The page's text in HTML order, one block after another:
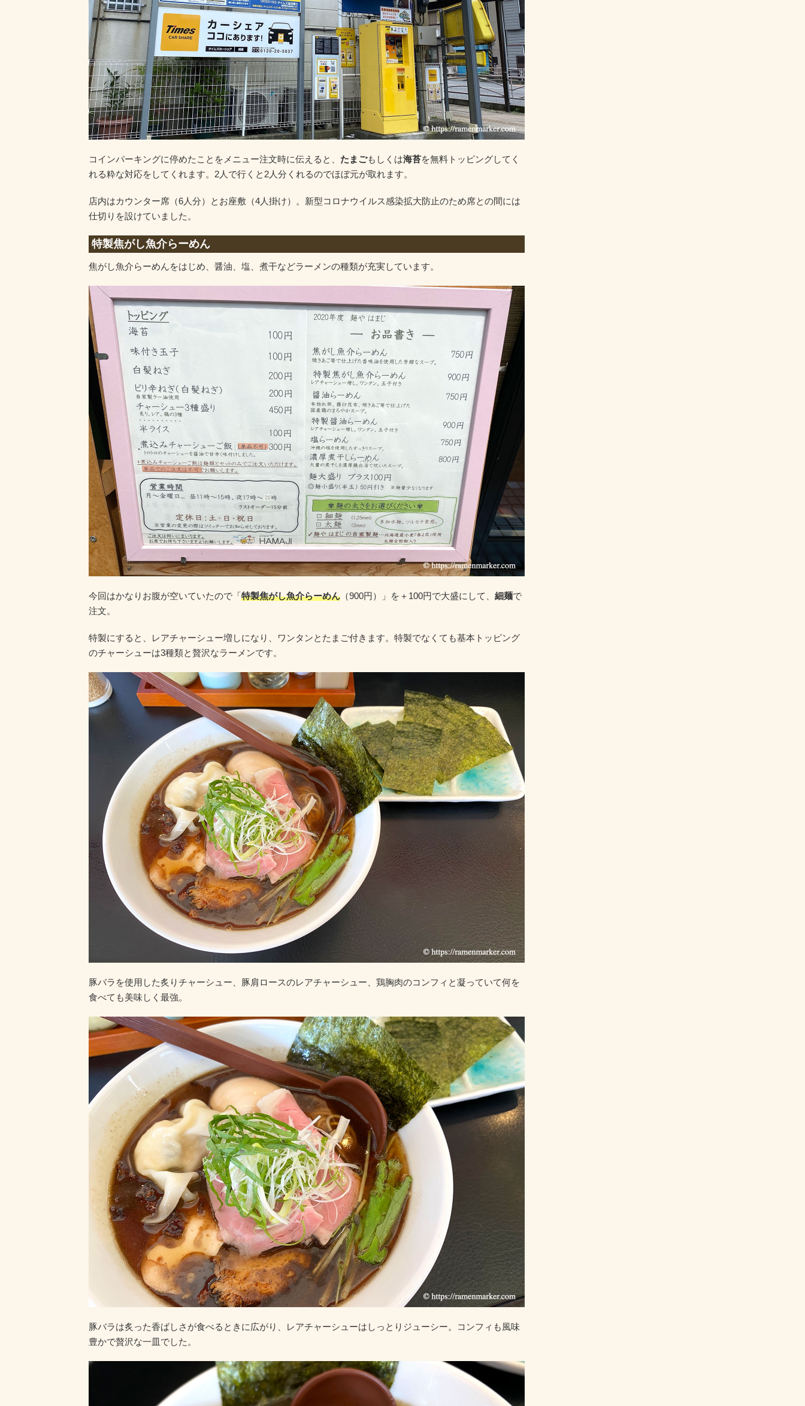
コインパーキングに停めたことをメニュー注文時に伝えると、 たまごもしくは海苔を無料トッピングしてく
れる粋な対応をしてくれます。2人で行くと2人分くれるのでほぼ元が取れます。
店内はカウンター席（6人分）とお座敷（4人掛け）。新型コロナウイルス感染拡大防止のため席との間には
仕切りを設けていました。
特製焦がし魚介らーめん
焦がし魚介らーめんをはじめ、醤油、塩、煮干などラーメンの種類が充実しています。
今回はかなりお腹が空いていたので「特製焦がし魚介らーめん （900円）」を＋100円で大盛にして、 細麺で
注文。
特製にすると、レアチャーシュー増しになり、ワンタンとたまご付きます。特製でなくても基本トッピング
のチャーシューは3種類と贅沢なラーメンです。
豚バラを使用した炙りチャーシュー、豚肩ロースのレアチャーシュー、鶏胸肉のコンフィと凝っていて何を
食べても美味しく最強。
豚バラは炙った香ばしさが食べるときに広がり、レアチャーシューはしっとりジューシー。コンフィも風味
豊かで贅沢な一皿でした。